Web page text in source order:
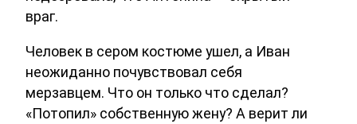
враг.
Человек в сером костюме ушел, а Иван
неожиданно почувствовал себя
мерзавцем. Что он только что сделал?
«Потопил» собственную жену? А верит ли